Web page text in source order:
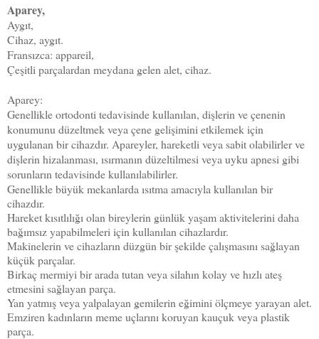
Aparey,
Aygıt,
Cihaz, aygıt.
Fransızca: appareil,
Çeşitli parçalardan meydana gelen alet, cihaz.
Aparey:
Genellikle ortodonti tedavisinde kullanılan, dişlerin ve çenenin
konumunu düzeltmek veya çene gelişimini etkilemek için
uygulanan bir cihazdır. Apareyler, hareketli veya sabit olabilirler ve
dişlerin hizalanması, ısırmanın düzeltilmesi veya uyku apnesi gibi
sorunların tedavisinde kullanılabilirler.
Genellikle büyük mekanlarda ısıtma amacıyla kullanılan bir
cihazdır.
Hareket kısıtlılığı olan bireylerin günlük yaşam aktivitelerini daha
bağımsız yapabilmeleri için kullanılan cihazlardır.
Makinelerin ve cihazların düzgün bir şekilde çalışmasını sağlayan
küçük parçalar.
Birkaç mermiyi bir arada tutan veya silahın kolay ve hızlı ateş
etmesini sağlayan parça.
Yan yatmış veya yalpalayan gemilerin eğimini ölçmeye yarayan alet.
Emziren kadınların meme uçlarını koruyan kauçuk veya plastik
parça.